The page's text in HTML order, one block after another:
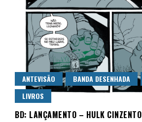
ANTEVISÃO BANDA DESENHADA
LIVROS
BD: LANÇAMENTO – HULK CINZENTO